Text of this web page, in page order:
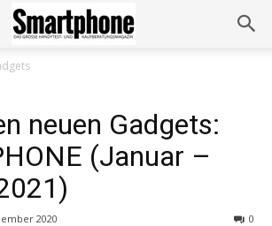
neuen Gadgets:
(Januar –
2020 0